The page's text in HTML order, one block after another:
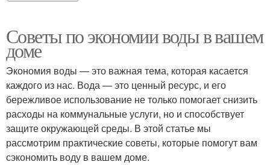
Советы по экономии воды в вашем
доме
Экономия воды — это важная тема, которая касается
каждого из нас. Вода — это ценный ресурс, и его
бережливое использование не только помогает снизить
расходы на коммунальные услуги, но и способствует
защите окружающей среды. В этой статье мы
рассмотрим практические советы, которые помогут вам
сэкономить воду в вашем доме.